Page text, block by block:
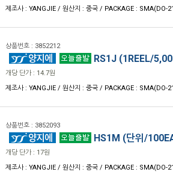
제조사 : YANGJIE / 원산지 : 중국 / PACKAGE : SMA(DO-
상품번호 : 3852212
RS1J (1REEL/
개당 단가 : 14.7원
제조사 : YANGJIE / 원산지 : 중국 / PACKAGE : SMA(DO-
상품번호 : 3852093
HS1M (단위/
개당 단가 : 17원
제조사 : YANGJIE / 원산지 : 중국 / PACKAGE : SMA(DO-